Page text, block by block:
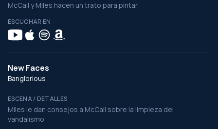
McCall y Miles hacen un trato para pintar
ESCUCHAR EN
New Faces
Banglorious
ESCENA / DETALLES
Miles le dan consejos a McCall sobre la limpieza del
vandalismo